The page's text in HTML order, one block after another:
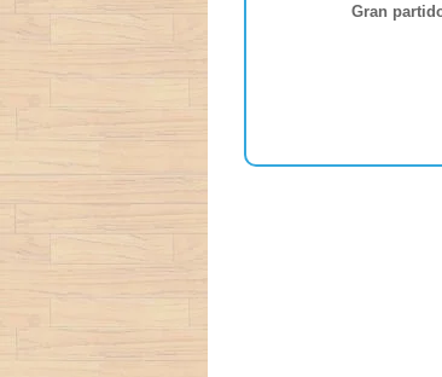
Gran